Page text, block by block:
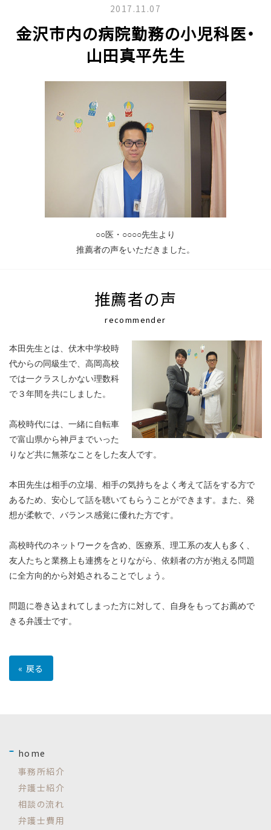
2017.11.07
金沢市内の病院勤務の小児科医・
山田真平先生
○○医・ ○○○○先生より
推薦者の声をいただきました。
推薦者の声
recommender
本田先生とは、伏木中学校時
代からの同級生で、高岡高校
では一クラスしかない理数科
で３年間を共にしました。
高校時代には、一緒に自転車
で富山県から神戸までいった
りなど共に無茶なことをした友人です。
本田先生は相手の立場、相手の気持ちをよく考えて話をする方で
あるため、安心して話を聴いてもらうことができます。また、発
想が柔軟で、バランス感覚に優れた方です。
高校時代のネットワークを含め、医療系、理工系の友人も多く、
友人たちと業務上も連携をとりながら、依頼者の方が抱える問題
に全方向的から対処されることでしょう。
問題に巻き込まれてしまった方に対して、自身をもってお薦めで
きる弁護士です。
« 戻る
home
事務所紹介
弁護士紹介
相談の流れ
弁護士費用